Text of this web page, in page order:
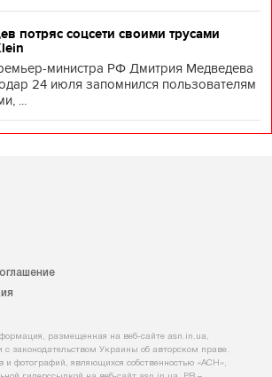
потряс соцсети своими трусами
министра РФ Дмитрия Медведева
24 июля запомнился пользователям
...
размещенная на веб-сайте asn.in.ua,
с законодательством Украины об авторском праве.
и фотографий, являющихся собственностью «АСН»,